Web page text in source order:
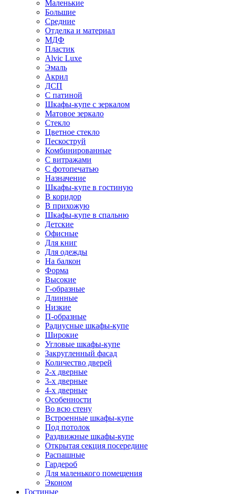
Маленькие
Большие
Средние
Отделка и материал
МДФ
Пластик
Alvic Luxe
Эмаль
Акрил
ДСП
С патиной
Шкафы-купе с зеркалом
Матовое зеркало
Стекло
Цветное стекло
Пескоструй
Комбинированные
С витражами
С фотопечатью
Назначение
Шкафы-купе в гостиную
В коридор
В прихожую
Шкафы-купе в спальню
Детские
Офисные
Для книг
Для одежды
На балкон
Форма
Высокие
Г-образные
Длинные
Низкие
П-образные
Радиусные шкафы-купе
Широкие
Угловые шкафы-купе
Закругленный фасад
Количество дверей
2-х дверные
3-х дверные
4-х дверные
Особенности
Во всю стену
Встроенные шкафы-купе
Под потолок
Раздвижные шкафы-купе
Открытая секция посередине
Распашные
Гардероб
Для маленького помещения
Эконом
Гостиные